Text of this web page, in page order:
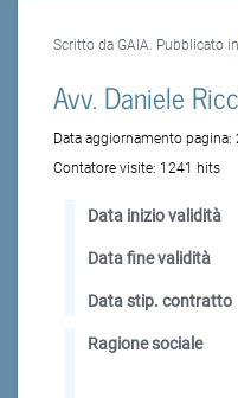
Scritto da GAIA. Pubblicato in
Avv. Daniele
Data aggiornamento pagina:
Contatore visite: 1241 hits
Data inizio validità
Data fine validità
Data stip. contratto
Ragione sociale